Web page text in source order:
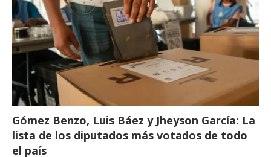
Gómez Benzo, Luis Báez y Jheyson García: La
lista de los diputados más votados de todo
el país